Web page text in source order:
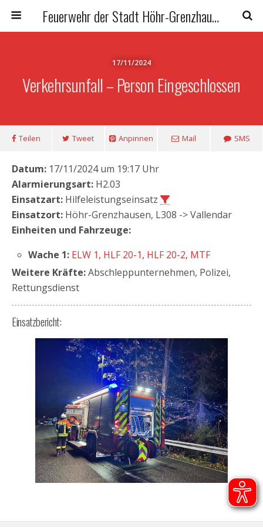
Feuerwehr der Stadt Höhr-Grenzhausen
17/11/2024
Verkehrsunfall – Person Eingeschlossen
Teilen Tweet Anpinnen Mail SMS
Datum: 17/11/2024 um 19:17 Uhr
Alarmierungsart: H2.03
Einsatzart: Hilfeleistungseinsatz
Einsatzort: Höhr-Grenzhausen, L308 -> Vallendar
Einheiten und Fahrzeuge:
Wache 1: ELW 1, HLF 20-1, HLF 20-2, MTF
Weitere Kräfte:Abschleppunternehmen, Polizei,
Rettungsdienst
Einsatzbericht: